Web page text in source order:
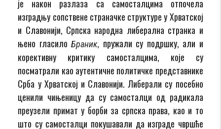
је након разлаза са самосталцима отпочела
изградњу сопствене страначке структуре у Хрватској
и Славонији, Српска народна либерална странка и
њено гласилоБраник, пружали су подршку, али и
корективну критику самосталцима, које су
посматрали као аутентичне политичке представнике
Срба у Хрватској и Славонији. Либерали су посебно
ценили чињеницу да су самосталци од радикала
преузели примат у борби за српска права, као и то
што су самосталци покушавали да изграде чвршће